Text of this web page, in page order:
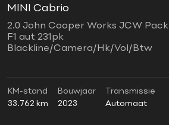
MINI Cabrio
2.0 John Cooper Works JCW Pack
F1 aut 231pk
Blackline/Camera/Hk/Vol/Btw
KM-stand
33.762 km
Bouwjaar
2023
Transmissie
Automaat